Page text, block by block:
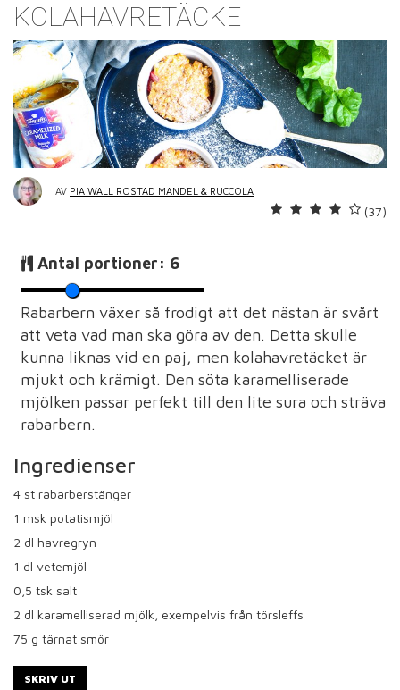
KOLAHAVRETÄCKE
AV PIA WALL ROSTAD MANDEL & RUCCOLA
(37)
Antal portioner: 6
Rabarbern växer så frodigt att det nästan är svårt
att veta vad man ska göra av den. Detta skulle
kunna liknas vid en paj, men kolahavretäcket är
mjukt och krämigt. Den söta karamelliserade
mjölken passar perfekt till den lite sura och sträva
rabarbern.
Ingredienser
4 st rabarberstänger
1 msk potatismjöl
2 dl havregryn
1 dl vetemjöl
0,5 tsk salt
2 dl karamelliserad mjölk, exempelvis från törsleffs
75 g tärnat smör
SKRIV UT